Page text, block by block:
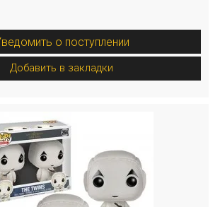
о поступлении
Добавить в закладки